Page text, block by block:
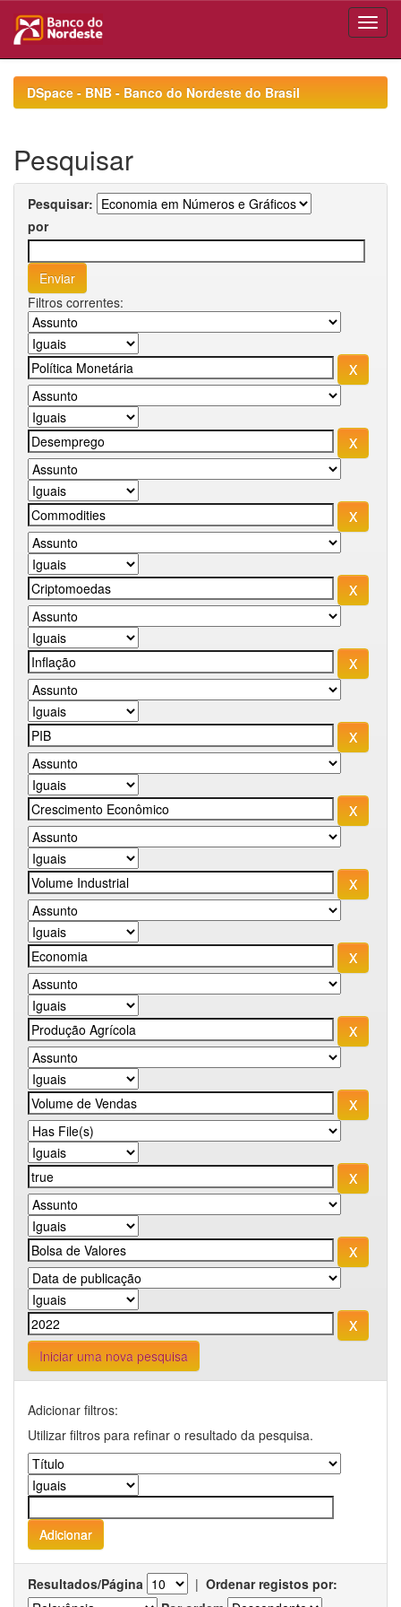
navigationDSpace - BNB - Banco do Nordeste do Brasil
Pesquisar
Pesquisar:
por
Filtros correntes:
Iniciar uma nova pesquisa
Adicionar filtros:
Utilizar filtros para refinar o resultado da pesquisa.
Resultados/Página | Ordenar registos por: